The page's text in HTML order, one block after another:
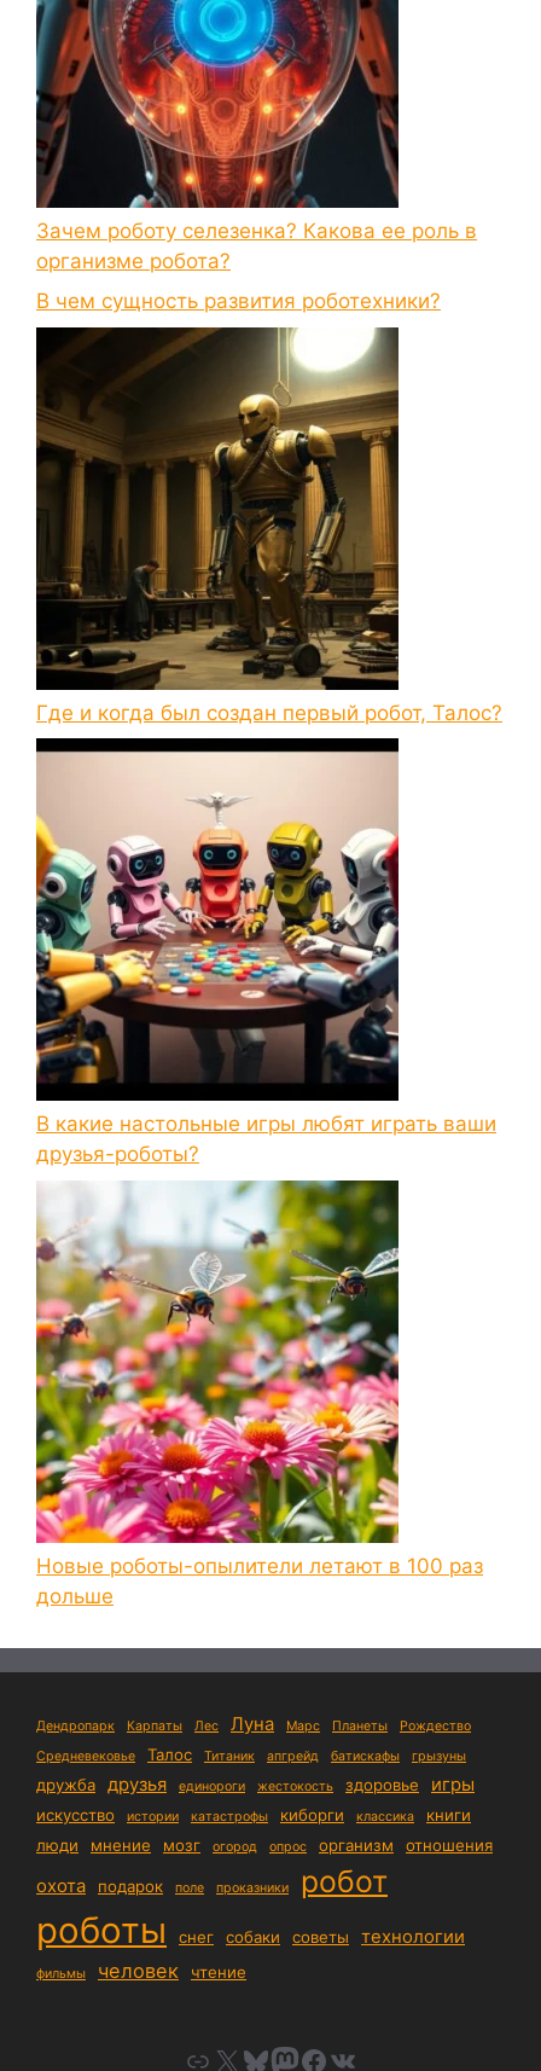
Зачем роботу селезенка? Какова ее роль в
организме робота?
В чем сущность развития роботехники?
Где и когда был создан первый робот, Талос?
В какие настольные игры любят играть ваши
друзья-роботы?
Новые роботы-опылители летают в 100 раз
дольше
Дендропарк Карпаты Лес Луна Марс Планеты
Рождество
Средневековье
Талос Титаник апгрейд батискафы грызуны
дружба друзья единороги жестокость здоровье игры
искусство истории катастрофы киборги классика
книги
люди
мнение мозг огород опрос организм отношения
охота подарок поле проказники робот
роботы снег собаки советы технологии
фильмы человек чтение
Link
X Bluesky
Mastodon
Facebook
VK